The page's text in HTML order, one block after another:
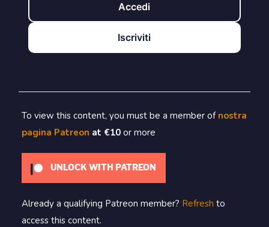
Accedi
Iscriviti
To view this content, you must be a member of nostra
pagina Patreon at €10 or more
UNLOCK WITH PATREON
Already a qualifying Patreon member? Refresh to
access this content.